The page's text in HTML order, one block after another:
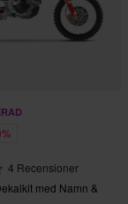
4 Recensioner
med Namn &